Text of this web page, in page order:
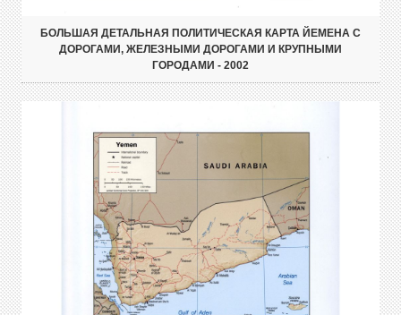
БОЛЬШАЯ ДЕТАЛЬНАЯ ПОЛИТИЧЕСКАЯ КАРТА ЙЕМЕНА С
ДОРОГАМИ, ЖЕЛЕЗНЫМИ ДОРОГАМИ И КРУПНЫМИ
ГОРОДАМИ - 2002